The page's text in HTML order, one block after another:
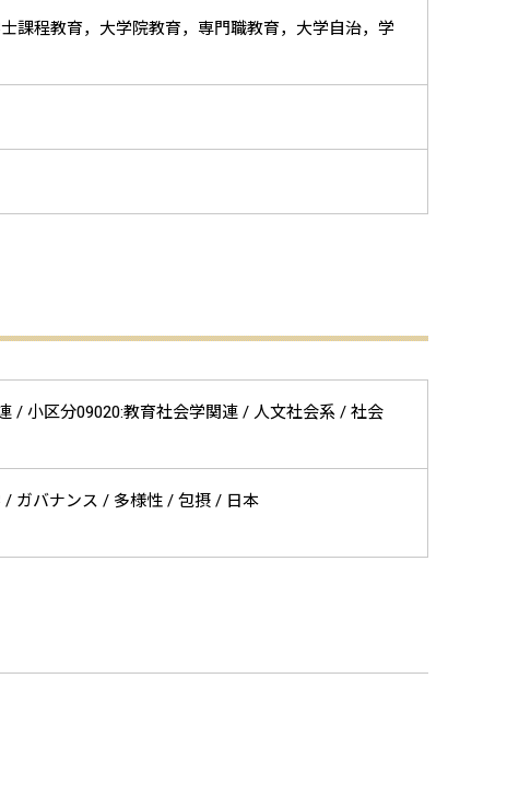
課程教育，大学院教育，専門職教育，大学自治，学
/ 小区分09020:教育社会学関連 / 人文社会系 / 社会
ガバナンス / 多様性 / 包摂 / 日本